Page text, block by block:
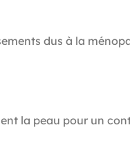
dus à la
la peau pour un